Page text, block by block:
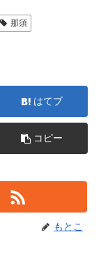
那須
はてブ
コピー
もとこ